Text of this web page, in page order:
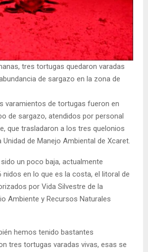
tres tortugas quedaron varadas
de sargazo en la zona de
varamientos de tortugas fueron en
de sargazo, atendidos por personal
que trasladaron a los tres quelonios
Unidad de Manejo Ambiental de Xcaret.
un poco baja, actualmente
en lo que es la costa, el litoral de
por Vida Silvestre de la
Ambiente y Recursos Naturales
hemos tenido bastantes
tres tortugas varadas vivas, esas se